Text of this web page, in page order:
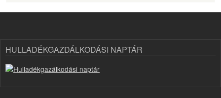
HULLADÉKGAZDÁLKODÁSI NAPTÁR